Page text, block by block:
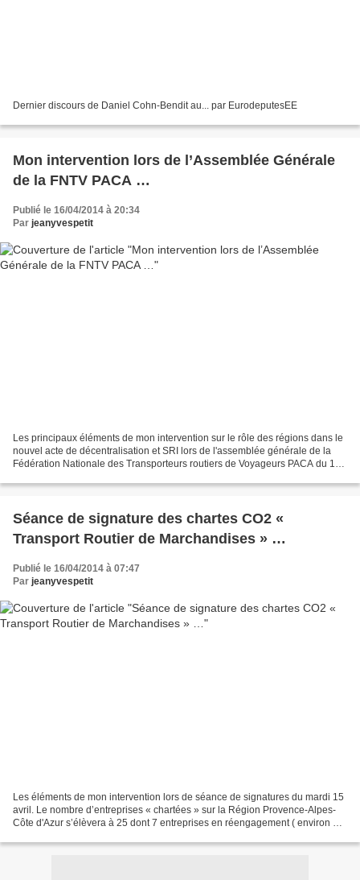
Dernier discours de Daniel Cohn-Bendit au... par EurodeputesEE
Mon intervention lors de l’Assemblée Générale
de la FNTV PACA …
Publié le 16/04/2014 à 20:34
Par jeanyvespetit
Les principaux éléments de mon intervention sur le rôle des régions dans le
nouvel acte de décentralisation et SRI lors de l'assemblée générale de la
Fédération Nationale des Transporteurs routiers de Voyageurs PACA du 16
Séance de signature des chartes CO2 «
Transport Routier de Marchandises » …
Publié le 16/04/2014 à 07:47
Par jeanyvespetit
Les éléments de mon intervention lors de séance de signatures du mardi 15
avril. Le nombre d’entreprises « chartées » sur la Région Provence-Alpes-
Côte d'Azur s’élèvera à 25 dont 7 entreprises en réengagement ( environ ¼ )